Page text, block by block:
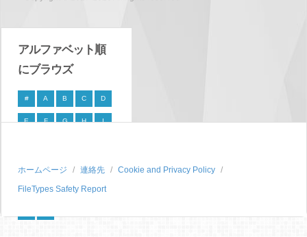
アルファベット順
にブラウズ
# A B C D
E F G H I
P Q R S
T U V W X
ホームページ 連絡先
Cookie and Privacy Policy
FileTypes Safety Report